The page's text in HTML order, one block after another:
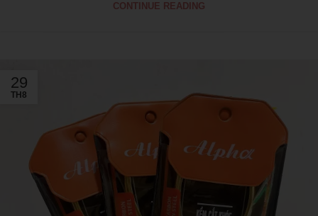
CONTINUE READING
29
TH8